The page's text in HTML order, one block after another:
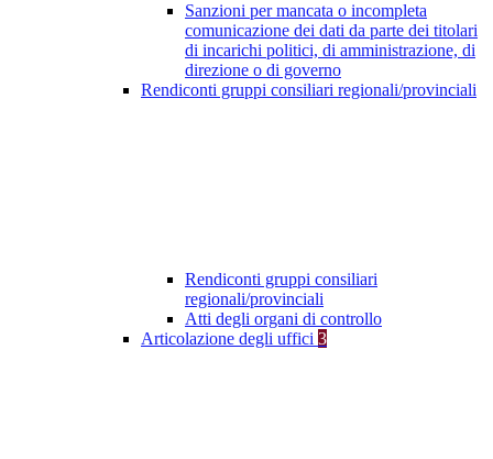
Sanzioni per mancata o incompleta
comunicazione dei dati da parte dei titolari
di incarichi politici, di amministrazione, di
direzione o di governo
Rendiconti gruppi consiliari regionali/provinciali
Rendiconti gruppi consiliari
regionali/provinciali
Atti degli organi di controllo
Articolazione degli uffici 3